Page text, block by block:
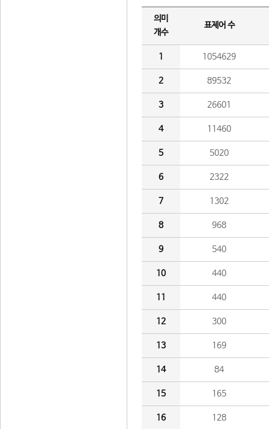
의미
개수
표제어 수
1 1054629
2 89532
3 26601
4 11460
5 5020
6 2322
7 1302
8 968
9 540
10 440
11 440
12 300
13 169
14 84
15 165
16 128